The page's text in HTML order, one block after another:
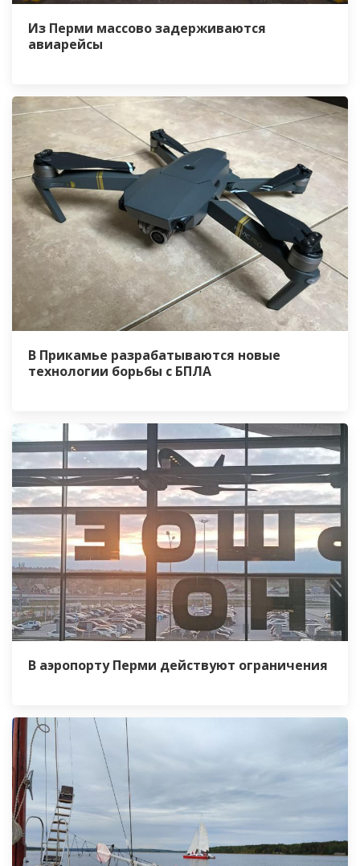
Из Перми массово задерживаются
авиарейсы
В Прикамье разрабатываются новые
технологии борьбы с БПЛА
В аэропорту Перми действуют ограничения